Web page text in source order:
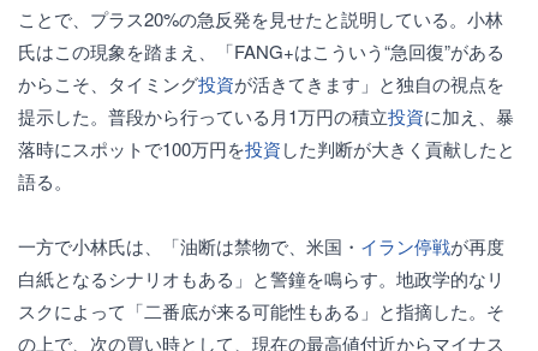
ことで、プラス20%の急反発を見せたと説明している。小林
氏はこの現象を踏まえ、「FANG+はこういう“急回復”がある
からこそ、タイミング投資が活きてきます」と独自の視点を
提示した。普段から行っている月1万円の積立投資に加え、暴
落時にスポットで100万円を投資した判断が大きく貢献したと
語る。
一方で小林氏は、「油断は禁物で、米国・ イラン停戦が再度
白紙となるシナリオもある」と警鐘を鳴らす。地政学的なリ
スクによって「二番底が来る可能性もある」と指摘した。そ
の上で、次の買い時として、現在の最高値付近からマイナス